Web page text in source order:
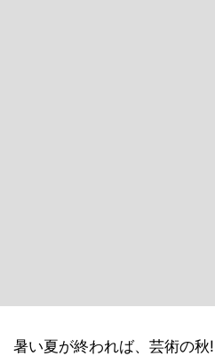
暑い夏が終われば、芸術の